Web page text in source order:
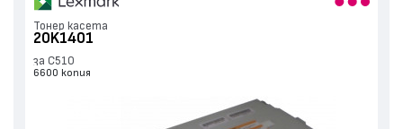
Тонер касета
20K1401
за C510
6600 копия